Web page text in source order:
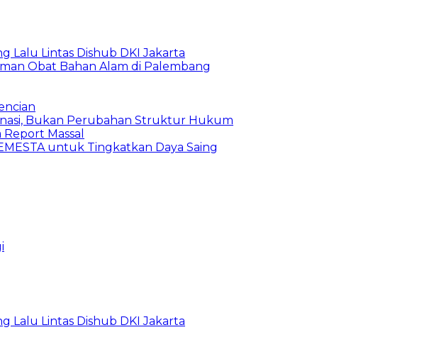
Lalu Lintas Dishub DKI Jakarta
Obat Bahan Alam di Palembang
Bukan Perubahan Struktur Hukum
Massal
untuk Tingkatkan Daya Saing
Lalu Lintas Dishub DKI Jakarta